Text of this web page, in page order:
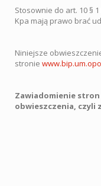
Stosownie do art. 10 §
Kpa mają prawo brać
Niniejsze
stronie
Zawiadomienie stron
obwieszczenia, czyli